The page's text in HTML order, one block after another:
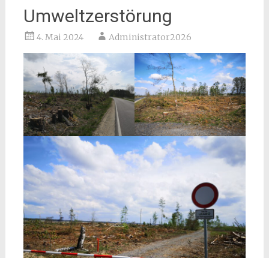
Umweltzerstörung
4. Mai 2024 Administrator2026